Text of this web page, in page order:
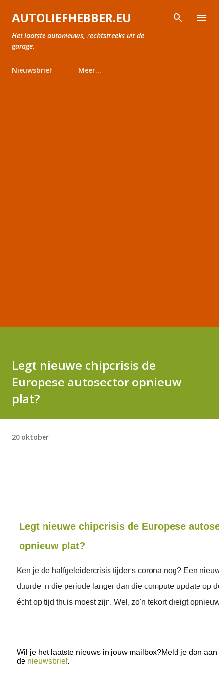
Doorgaan naar hoofdcontent
AUTOLIEFHEBBER.EU
Het laatste autonieuws, rechtstreeks uit de
garage.
Nieuwsbrief Meer…
Legt nieuwe chipcrisis de
Europese autosector opnieuw
plat?
20 oktober
Legt nieuwe chipcrisis de Europese
opnieuw plat?
Ken je de halfgeleidercrisis tijdens corona nog? Een
duurde in die periode langer dan die computerupdate op
écht op tijd thuis moest zijn. Wel, zo'n tekort dreigt
Wil je het laatste nieuws in jouw mailbox?Meld je dan aan
de nieuwsbrief.